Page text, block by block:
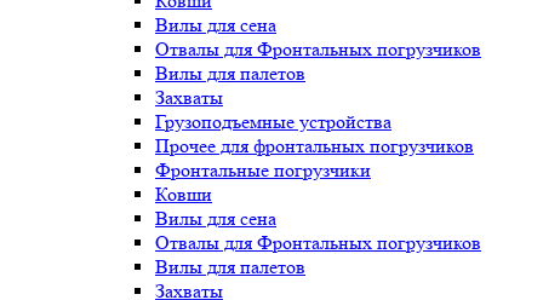
Вилы для сена
Отвалы для Фронтальных погрузчиков
Вилы для палетов
Захваты
Грузоподъемные устройства
Прочее для фронтальных погрузчиков
Фронтальные погрузчики
Ковши
Вилы для сена
Отвалы для Фронтальных погрузчиков
Вилы для палетов
Захваты